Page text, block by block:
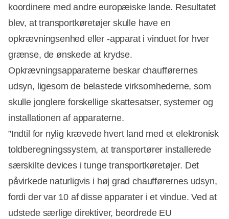
koordinere med andre europæiske lande. Resultatet
blev, at transportkøretøjer skulle have en
opkrævningsenhed eller -apparat i vinduet for hver
grænse, de ønskede at krydse.
Opkrævningsapparaterne beskar chaufførernes
udsyn, ligesom de belastede virksomhederne, som
skulle jonglere forskellige skattesatser, systemer og
installationen af apparaterne.
”Indtil for nylig krævede hvert land med et elektronisk
toldberegningssystem, at transportører installerede
særskilte devices i tunge transportkøretøjer. Det
påvirkede naturligvis i høj grad chaufførernes udsyn,
fordi der var 10 af disse apparater i et vindue. Ved at
udstede særlige direktiver, beordrede EU